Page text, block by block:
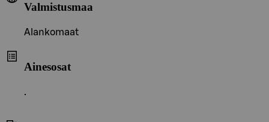
Valmistusmaa
Alankomaat
Ainesosat
.